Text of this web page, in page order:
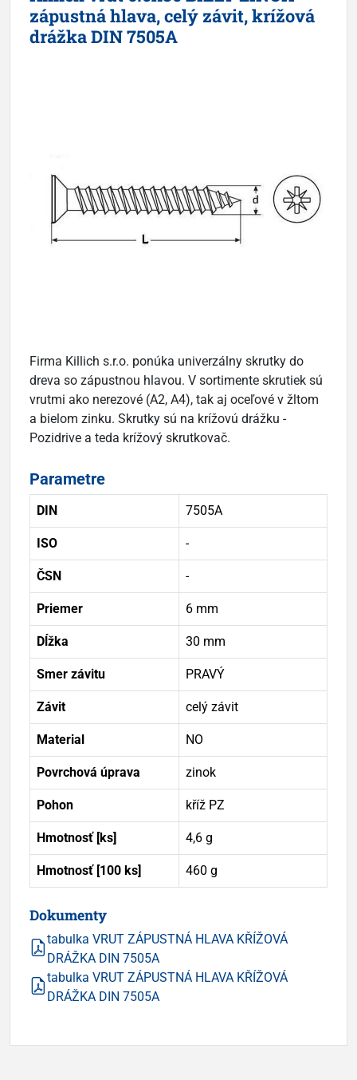
zápustná hlava, celý závit, krížová
drážka DIN 7505A
Firma Killich s.r.o. ponúka univerzálny skrutky do
dreva so zápustnou hlavou. V sortimente skrutiek sú
vrutmi ako nerezové (A2, A4), tak aj oceľové v žltom
a bielom zinku. Skrutky sú na krížovú drážku -
Pozidrive a teda krížový skrutkovač.
Parametre
DIN 7505A
ISO -
ČSN -
Priemer 6 mm
Dĺžka 30 mm
Smer závitu PRAVÝ
Závit celý závit
Material NO
Povrchová úprava zinok
Pohon kříž PZ
Hmotnosť [ks] 4,6 g
Hmotnosť [100 ks] 460 g
Dokumenty
tabulka VRUT ZÁPUSTNÁ HLAVA KŘÍŽOVÁ
DRÁŽKA DIN 7505A
tabulka VRUT ZÁPUSTNÁ HLAVA KŘÍŽOVÁ
DRÁŽKA DIN 7505A